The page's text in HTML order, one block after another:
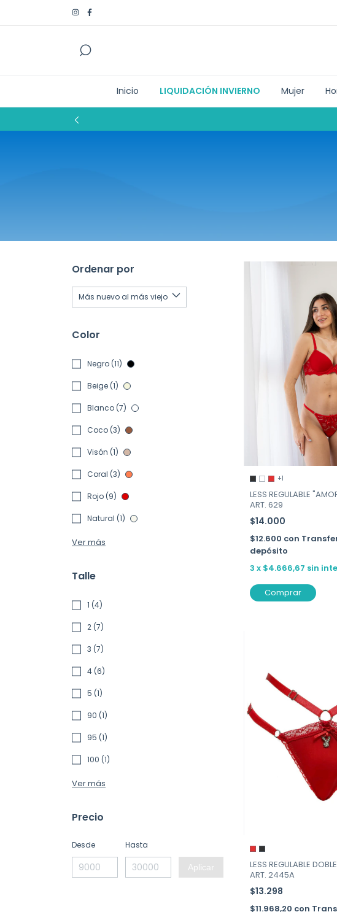
Inicio LIQUIDACIÓN INVIERNO Mujer
Ordenar por
Color
Negro (11)
Beige (1)
Blanco (7)
Coco (3)
Visón (1)
Coral (3)
Rojo (9)
Natural (1)
Ver más
Talle
1 (4)
2 (7)
3 (7)
4 (6)
5 (1)
90 (1)
95 (1)
100 (1)
Ver más
Precio
Desde Hasta
Aplicar
+1
LESS REGULABLE
ART. 629
$14.000
$12.600 con
depósito
3 x $4.666,67 sin
Comprar
LESS REGULABLE
ART. 2445A
$13.298
$11.968,20 con